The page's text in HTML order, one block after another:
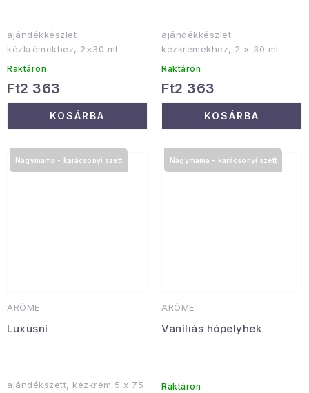
ajándékkészlet
kézkrémekhez, 2×30 ml
Raktáron
Ft2 363
KOSÁRBA
ajándékkészlet
kézkrémekhez, 2 × 30 ml
Raktáron
Ft2 363
KOSÁRBA
ARÔME
Luxusní
Nagymama - karácsonyi szett
ajándékszett, kézkrém 5 x 75
ARÔME
Vaníliás hópelyhek
Nagymama - karácsonyi szett
Raktáron